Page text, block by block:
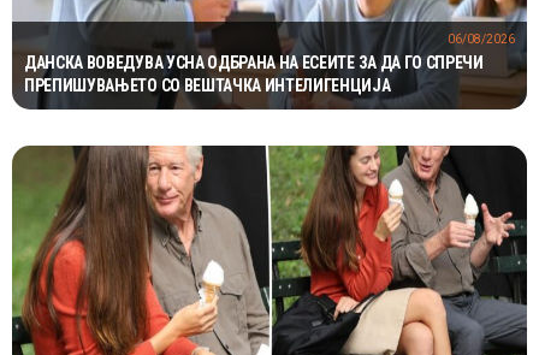
ДАНСКА ВОВЕДУВА УСНА ОДБРАНА НА ЕСЕИТЕ ЗА ДА ГО СПРЕЧИ
ПРЕПИШУВАЊЕТО СО ВЕШТАЧКА ИНТЕЛИГЕНЦИЈА
06/08/2026